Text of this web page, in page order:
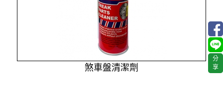
分
享
煞車盤清潔劑